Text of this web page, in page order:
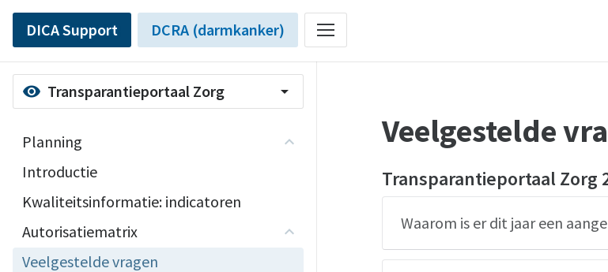
DICA Support DCRA (darmkanker)
visibility Transparantieportaal Zorg arrow_drop_down
Planning
Introductie
Kwaliteitsinformatie: indicatoren
Autorisatiematrix
Veelgestelde vragen
Veelgestelde
Transparantieportaal Zorg
Waarom is er dit jaar een